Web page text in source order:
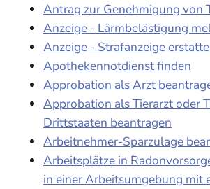
Antrag zur Genehmigung von
Anzeige - Lärmbelästigung
Anzeige - Strafanzeige
Apothekennotdienst finden
Approbation als Arzt
Approbation als Tierarzt oder
Drittstaaten beantragen
Arbeitnehmer-Sparzulage
Arbeitsplätze in
in einer Arbeitsumgebung mit